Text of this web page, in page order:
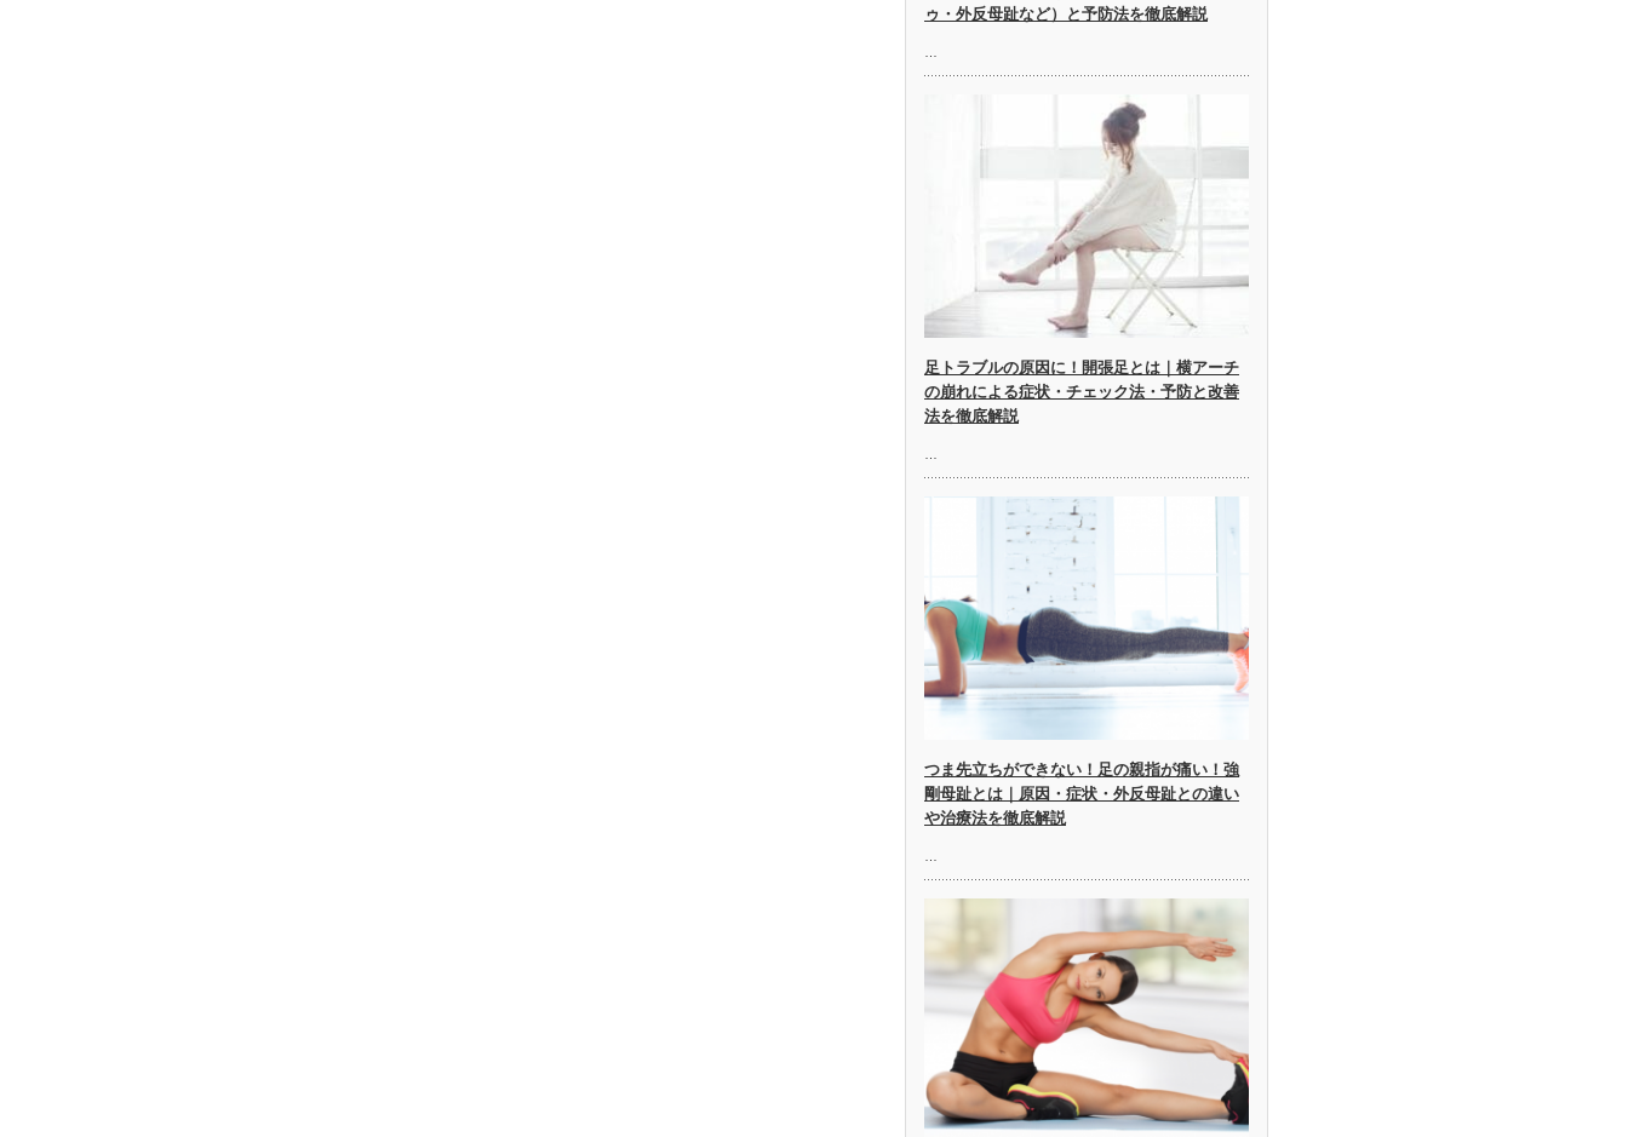
ゥ・外反母趾など）と予防法を徹底解説
足トラブルの原因に！開張足とは｜横アーチ
の崩れによる症状・チェック法・予防と改善
法を徹底解説
つま先立ちができない！足の親指が痛い！強
剛母趾とは｜原因・症状・外反母趾との違い
や治療法を徹底解説